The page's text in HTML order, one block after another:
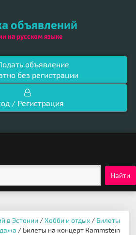
объявлений
на русском языке
объявление
без регистрации
/ Регистрация
Найти
в Эстонии /Хобби и отдых / Билеты
/ Билеты на концерт Rammstein